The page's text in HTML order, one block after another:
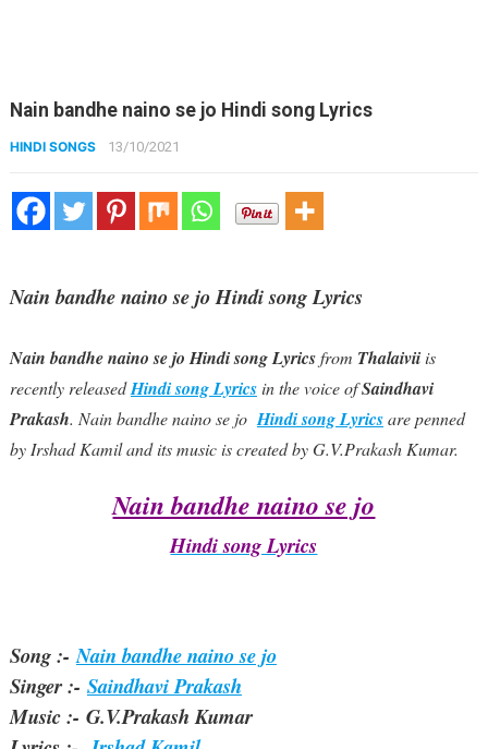
Nain bandhe naino se jo Hindi song Lyrics
HINDI SONGS 13/10/2021
Nain bandhe naino se jo Hindi song Lyrics
Nain bandhe naino se jo Hindi song Lyricsfrom Thalaiviiis
recently releasedHindi song Lyricsin the voice ofSaindhavi
Prakash. Nain bandhe naino se jo Hindi song Lyricsare penned
by Irshad Kamil and its music is created by G.V.Prakash Kumar.
Nain bandhe naino se jo
Hindi song Lyrics
Song :-Nain bandhe naino se jo
Singer :- Saindhavi Prakash
Music :- G.V.Prakash Kumar